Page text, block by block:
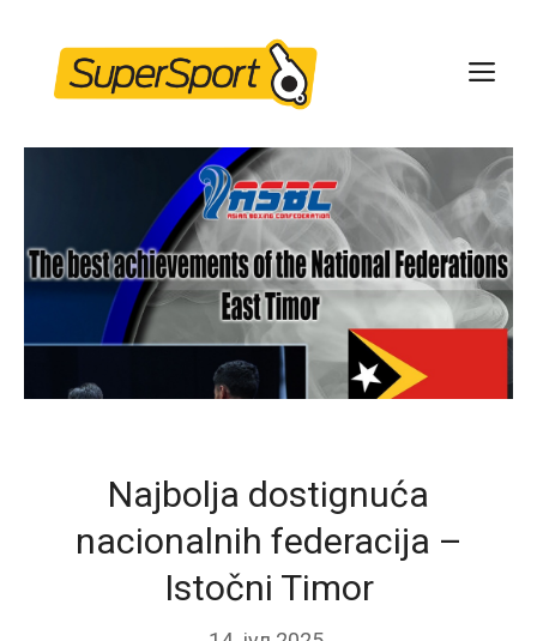
content
Najbolja dostignuća
nacionalnih federacija –
Istočni Timor